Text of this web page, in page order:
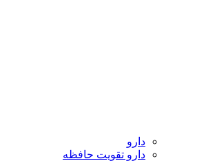
دارو
دارو تقویت حافظه